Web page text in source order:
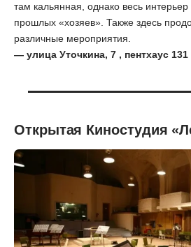
там кальянная, однако весь
прошлых «хозяев». Также здесь
различные мероприятия.
— улица Уточкина, 7 , пентхаус 131
Открытая Киностудия